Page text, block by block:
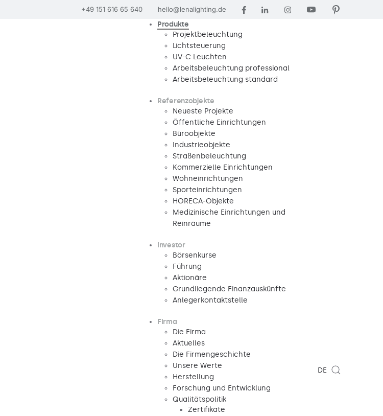
+49 151 616 65 640 hello@lenalighting.de
Produkte
Projektbeleuchtung
Lichtsteuerung
UV-C Leuchten
Arbeitsbeleuchtung professional
Arbeitsbeleuchtung standard
Referenzobjekte
Neueste Projekte
Öffentliche Einrichtungen
Büroobjekte
Industrieobjekte
Straßenbeleuchtung
Kommerzielle Einrichtungen
Wohneinrichtungen
Sporteinrichtungen
HORECA-Objekte
Medizinische Einrichtungen und
Reinräume
Investor
Börsenkurse
Führung
Aktionäre
Grundliegende Finanzauskünfte
Anlegerkontaktstelle
Firma
Die Firma
Aktuelles
Die Firmengeschichte
Unsere Werte
Herstellung
Forschung und Entwicklung
Qualitätspolitik
Zertifikate
DE